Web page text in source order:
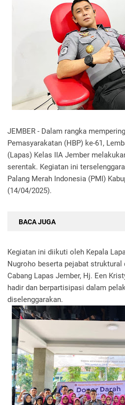
JEMBER - Dalam rangka
Pemasyarakatan (HBP) ke-61,
(Lapas) Kelas IIA Jember
serentak. Kegiatan ini
Palang Merah Indonesia (PMI)
(14/04/2025).
BACA JUGA
Kegiatan ini diikuti oleh Kepala
Nugroho beserta pejabat struktural
Cabang Lapas Jember, Hj. Een
hadir dan berpartisipasi dalam
diselenggarakan.